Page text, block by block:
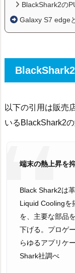
BlackShark2の
Galaxy S7 edge
以下の引用は販売
いるBlackShark2
端末の熱上昇を
Black Shark2は
Liquid Coolingを
を、主要な部品
下げる。プロゲ
らゆるアプリケ
Shark社調べ